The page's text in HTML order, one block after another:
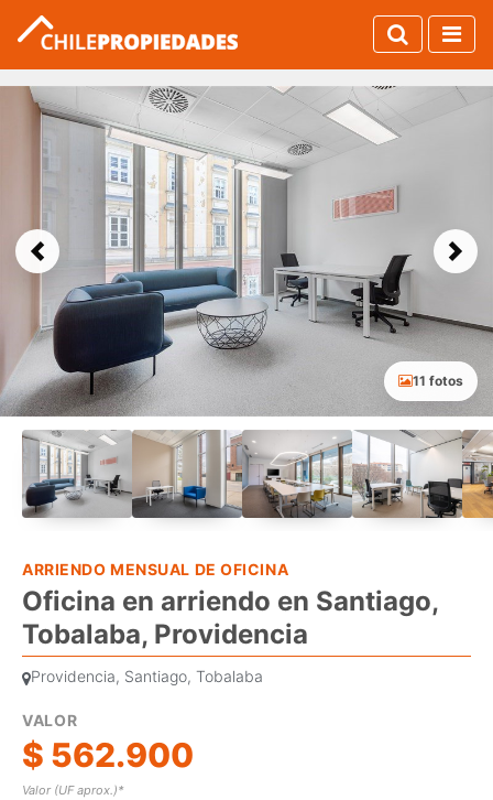
Previous Next
11 fotos
ARRIENDO MENSUAL DE OFICINA
Oficina en arriendo en Santiago,
Tobalaba, Providencia
Providencia, Santiago, Tobalaba
VALOR
$ 562.900
Valor (UF aprox.)*